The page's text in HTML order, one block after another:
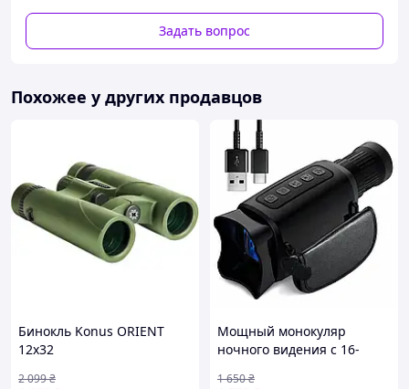
70-кратное увеличение- Наблюдение за
объектами на больших расстояниях
светосила и отличная видимость в сумерках
Оптика высокого качествас многослойным
Прорезиненный корпус
— защита от ударов и
удобство хвата
Регулируемая межзвездная дистанция и
фокусировка
Подходит для
охота, туризм, наблюдение за
птицами и спортивные мероприятия
максимальном приближении
Задать вопрос
Похожее у других продавцов
Бинокль Konus ORIENT
12x32
2 099₴
Мощный монокуляр
ночного видения с 16-
1 650₴